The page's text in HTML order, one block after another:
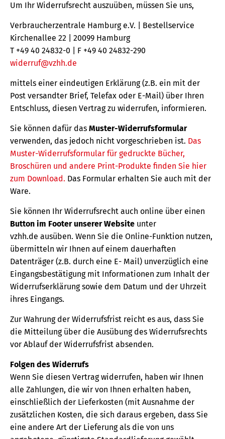
Um Ihr Widerrufsrecht auszuüben, müssen Sie uns,
Verbraucherzentrale Hamburg e.V. | Bestellservice
Kirchenallee 22 | 20099 Hamburg
T +49 40 24832-0 | F +49 40 24832-290
widerruf@vzhh.de
mittels einer eindeutigen Erklärung (z.B. ein mit der
Post versandter Brief, Telefax oder E-Mail) über Ihren
Entschluss, diesen Vertrag zu widerrufen, informieren.
Sie können dafür das Muster-Widerrufsformular
verwenden, das jedoch nicht vorgeschrieben ist. Das
Muster-Widerrufsformular für gedruckte Bücher,
Broschüren und andere Print-Produkte finden Sie hier
zum Download. Das Formular erhalten Sie auch mit der
Ware.
Sie können Ihr Widerrufsrecht auch online über einen
Button im Footer unserer Website unter
vzhh.de ausüben. Wenn Sie die Online-Funktion nutzen,
übermitteln wir Ihnen auf einem dauerhaften
Datenträger (z.B. durch eine E- Mail) unverzüglich eine
Eingangsbestätigung mit Informationen zum Inhalt der
Widerrufserklärung sowie dem Datum und der Uhrzeit
ihres Eingangs.
Zur Wahrung der Widerrufsfrist reicht es aus, dass Sie
die Mitteilung über die Ausübung des Widerrufsrechts
vor Ablauf der Widerrufsfrist absenden.
Folgen des Widerrufs
Wenn Sie diesen Vertrag widerrufen, haben wir Ihnen
alle Zahlungen, die wir von Ihnen erhalten haben,
einschließlich der Lieferkosten (mit Ausnahme der
zusätzlichen Kosten, die sich daraus ergeben, dass Sie
eine andere Art der Lieferung als die von uns